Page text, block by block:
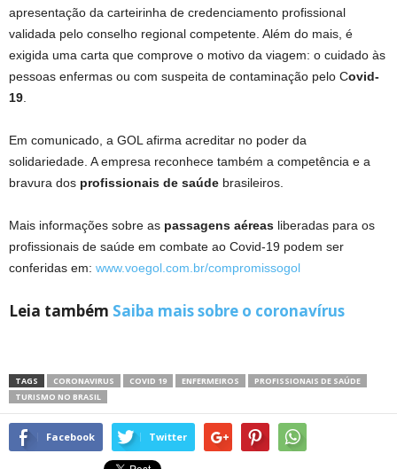
apresentação da carteirinha de credenciamento profissional
validada pelo conselho regional competente. Além do mais, é
exigida uma carta que comprove o motivo da viagem: o cuidado às
pessoas enfermas ou com suspeita de contaminação pelo Covid-
19
Em comunicado, a GOL afirma acreditar no poder da
solidariedade. A empresa reconhece também a competência e a
bravura dos profissionais de saúde brasileiros.
Mais informações sobre as passagens aéreas liberadas para os
profissionais de saúde em combate ao Covid-19 podem ser
conferidas em: www.voegol.com.br/compromissogol
Leia também Saiba mais sobre o coronavírus
TAGS CORONAVIRUS COVID 19 ENFERMEIROS
PROFISSIONAIS DE SAÚDE
TURISMO NO BRASIL
Facebook Twitter